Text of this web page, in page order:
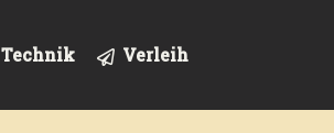
Technik Verleih